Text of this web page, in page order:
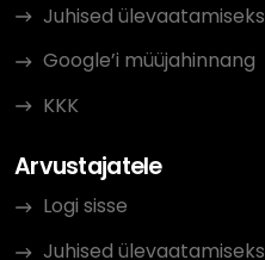
Juhised ülevaatamiseks
Google’i müüjahinnang
KKK
Arvustajatele
Logi sisse
Juhised ülevaatamiseks